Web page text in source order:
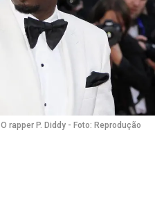
O rapper P. Diddy - Foto: Reprodução